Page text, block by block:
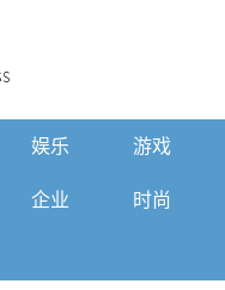
娱乐 游戏
企业 时尚